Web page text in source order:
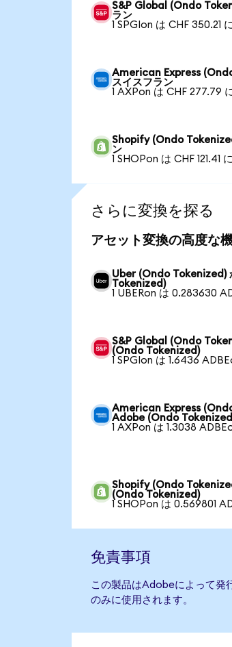
S&P Global (Ondo
ラン
1 SPGIon は CHF 350.21
American Express
スイスフラン
1 AXPon は CHF 277.79
Shopify (Ondo
ン
1 SHOPon は CHF 121.41
さらに変換を探る
アセット変換の高度な
Uber (Ondo Tokenized)
Tokenized)
1 UBERon は 0.283630
S&P Global (Ondo
(Ondo Tokenized)
1 SPGIon は 1.6436
American Express
Adobe (Ondo
1 AXPon は 1.3038
Shopify (Ondo
(Ondo Tokenized)
1 SHOPon は 0.569801
免責事項
この製品はAdobeによって発
のみに使用されます。